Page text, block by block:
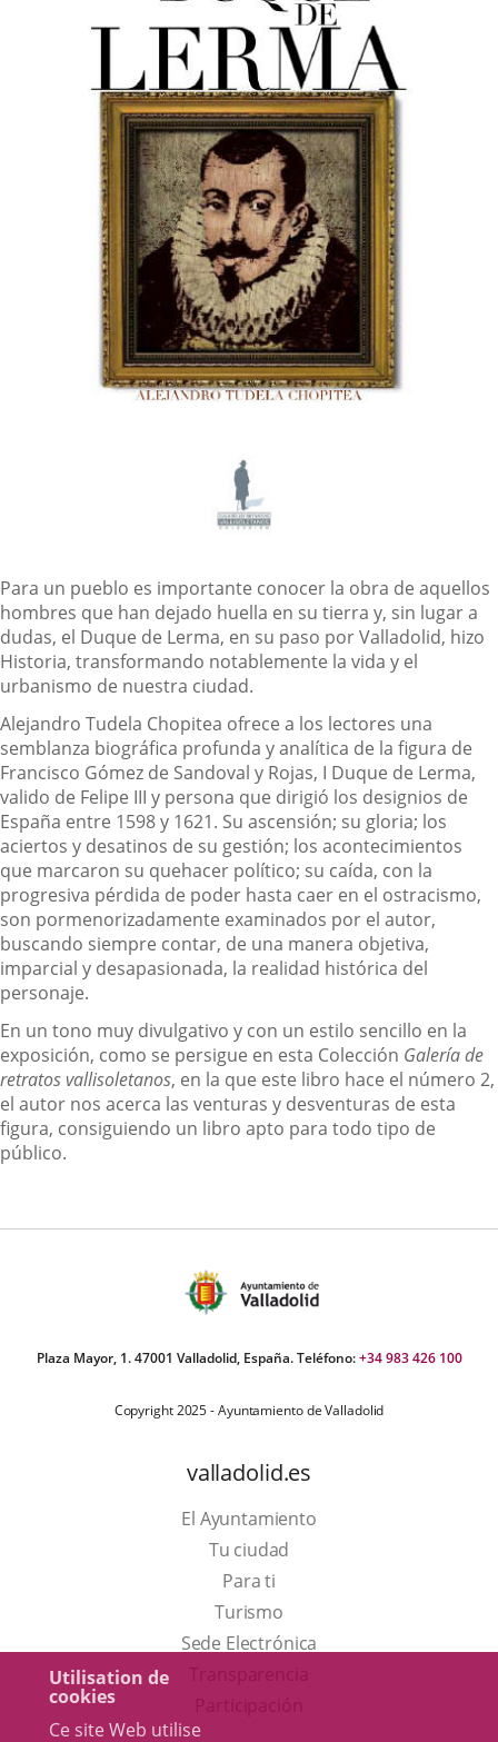
Utilisation de
cookies
Ce site Web utilise
Descripción
Para un pueblo es importante conocer la obra de aquellos
hombres que han dejado huella en su tierra y, sin lugar a
dudas, el Duque de Lerma, en su paso por Valladolid, hizo
Historia, transformando notablemente la vida y el
urbanismo de nuestra ciudad.
Alejandro Tudela Chopitea ofrece a los lectores una
semblanza biográfica profunda y analítica de la figura de
Francisco Gómez de Sandoval y Rojas, I Duque de Lerma,
valido de Felipe III y persona que dirigió los designios de
España entre 1598 y 1621. Su ascensión; su gloria; los
aciertos y desatinos de su gestión; los acontecimientos
que marcaron su quehacer político; su caída, con la
progresiva pérdida de poder hasta caer en el ostracismo,
son pormenorizadamente examinados por el autor,
buscando siempre contar, de una manera objetiva,
imparcial y desapasionada, la realidad histórica del
personaje.
En un tono muy divulgativo y con un estilo sencillo en la
exposición, como se persigue en esta Colección Galería de
retratos vallisoletanos, en la que este libro hace el número 2,
el autor nos acerca las venturas y desventuras de esta
figura, consiguiendo un libro apto para todo tipo de
público.
Plaza Mayor, 1. 47001 Valladolid, España. Teléfono:+34 983 426 100
Copyright 2025 - Ayuntamiento de Valladolid
valladolid.es
El Ayuntamiento
Tu ciudad
Para ti
TurismoEste
enlace
Sede Electrónica